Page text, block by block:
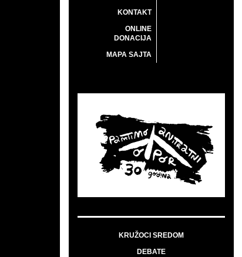
KONTAKT
ONLINE
DONACIJA
MAPA SAJTA
KRUŽOCI SREDOM
DEBATE